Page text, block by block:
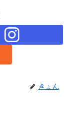
きょん